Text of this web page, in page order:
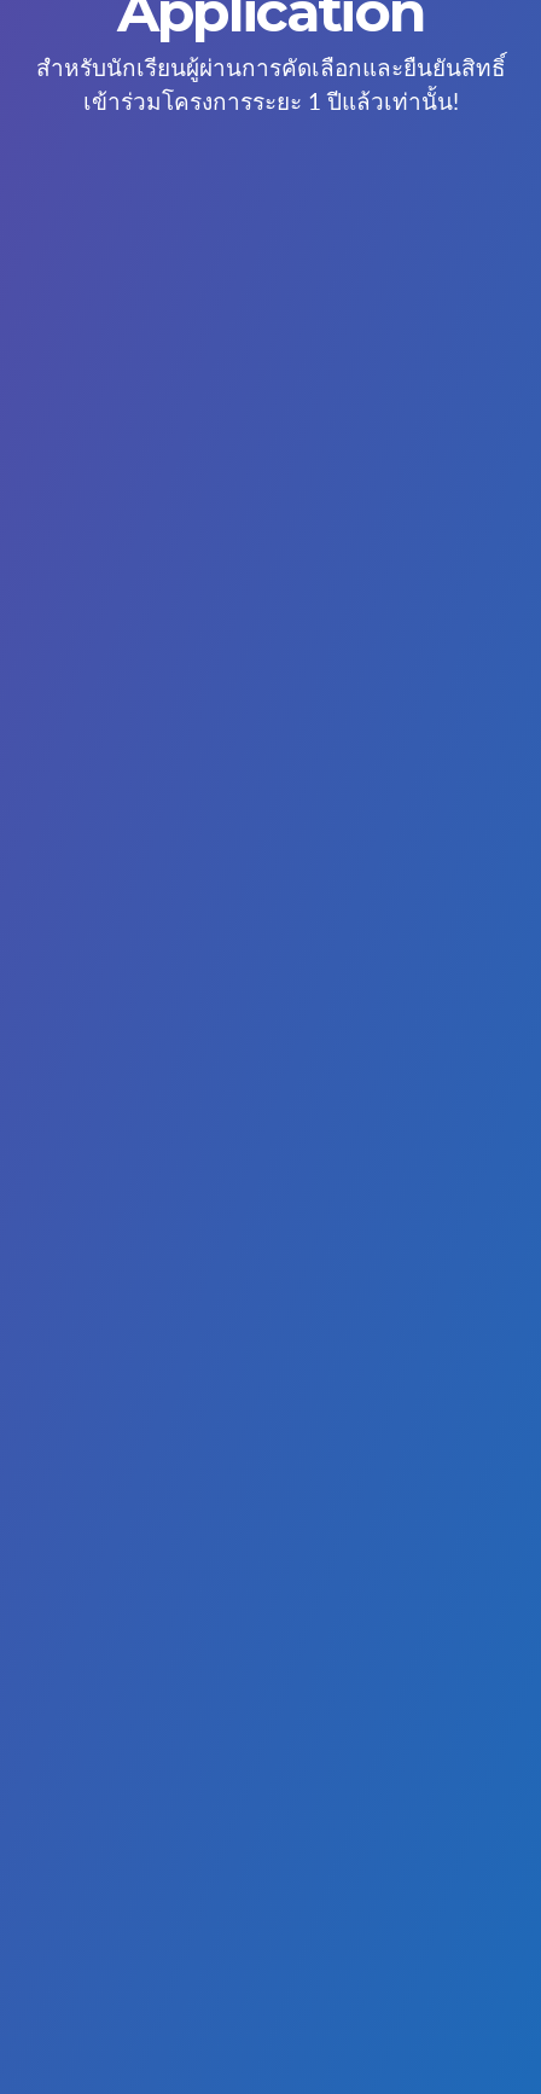
สำหรับนักเรียนผู้ผ่านการคัดเลือกและยืนยันสิทธิ์
เข้าร่วมโครงการระยะ 1 ปีแล้วเท่านั้น!